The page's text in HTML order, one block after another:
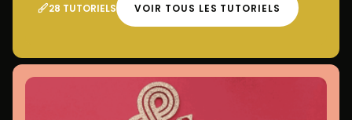
28 TUTORIELS VOIR TOUS LES TUTORIELS